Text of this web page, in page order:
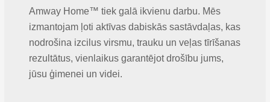
Amway Home™ tiek galā ikvienu darbu. Mēs
izmantojam ļoti aktīvas dabiskās sastāvdaļas, kas
nodrošina izcilus virsmu, trauku un veļas tīrīšanas
rezultātus, vienlaikus garantējot drošību jums,
jūsu ģimenei un videi.